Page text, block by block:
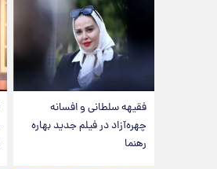
فقیهه سلطانی و افسانه
چهره‌آزاد در فیلم جدید بهاره
رهنما